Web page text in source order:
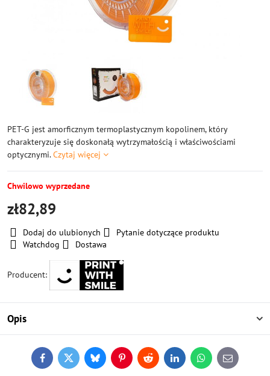
PET-G jest amorficznym termoplastycznym kopolinem, który
charakteryzuje się doskonałą wytrzymałością i właściwościami
optycznymi.Czytaj więcej
Chwilowo wyprzedane
zł82,89
Dodaj do ulubionych
Pytanie dotyczące produktu
Watchdog
Dostawa
Producent:
Opis
FacebookTwitterBlueskyPinterestReddit LinkedInWhatsApp
E-
mail